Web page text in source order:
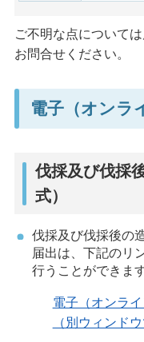
ご不明な点について
お問合せください。
電子（オンラ
伐採及び伐採
式）
伐採及び伐採後の
届出は、下記のリ
行うことができます
電子（オンラ
（別ウィンド